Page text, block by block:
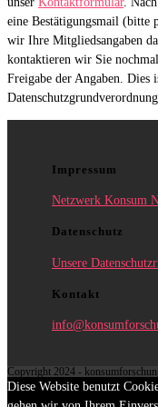
eine Bestätigungsmail (bitte
wir Ihre Mitgliedsangaben
kontaktieren wir Sie
Freigabe der Angaben. Dies
Impressum
Netzwerk Konsum
Datenschutz
Unsere
Kontakt
Copyright 2024 -
Diese Website benutzt